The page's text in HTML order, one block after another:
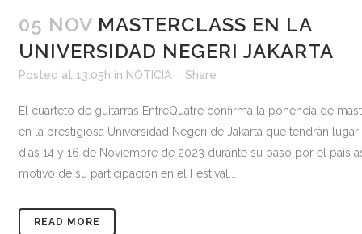
05 NOV MASTERCLASS EN LA
UNIVERSIDAD NEGERI JAKARTA
Posted at 13:05h in NOTICIA Share
El cuarteto de guitarras EntreQuatre confirma la ponencia de
en la prestigiosa Universidad Negeri de Jakarta que tendrán
días 14 y 16 de Noviembre de 2023 durante su paso por el país
motivo de su participación en el Festival...
READ MORE